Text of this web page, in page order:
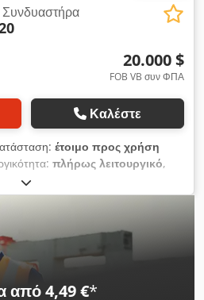
Συνδυαστήρα
20.000 $
FOB VB συν ΦΠΑ
Καλέστε
έτοιμο προς χρήση
πλήρως λειτουργικό,
Tecnau C20/S20 του
σε εξαιρετική κατάσταση και
χρήση. Αφαιρέθηκε πρόσφατα
υπό πλήρες συμβόλαιο
Ujfx Ak Aok
από 4,49 €*